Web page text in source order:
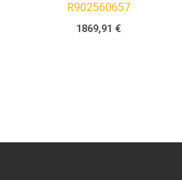
R902560657
1869,91 €